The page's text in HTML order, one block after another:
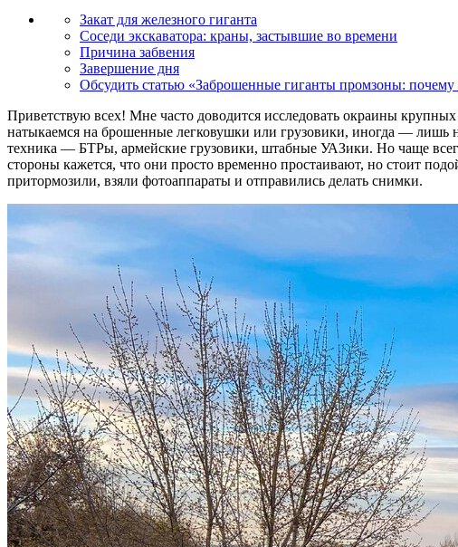
Закат для железного гиганта
Соседи экскаватора: краны, застывшие во времени
Причина забвения
Завершение дня
Обсудить статью «Заброшенные гиганты промзоны: почему
Приветствую всех! Мне часто доводится исследовать окраины
натыкаемся на брошенные легковушки или грузовики, иногда — лишь
техника — БТРы, армейские грузовики, штабные УАЗики. Но чаще
стороны кажется, что они просто временно простаивают, но стоит
притормозили, взяли фотоаппараты и отправились делать снимки.